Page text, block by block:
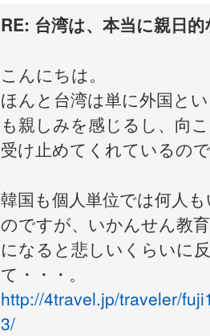
RE: 台湾は、本当に親日
こんにちは。
ほんと台湾は単に外国と
も親しみを感じるし、向
受け止めてくれているの
韓国も個人単位では何人
のですが、いかんせん教
になると悲しいくらいに
て・・・。
http://4travel.jp/traveler/
3/